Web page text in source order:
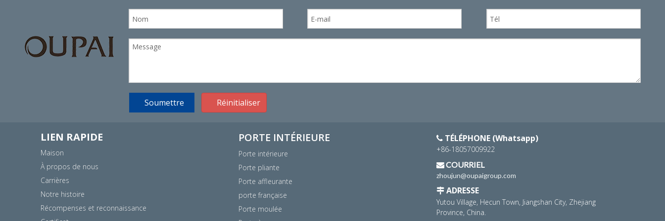
Soumettre Réinitialiser
LIEN RAPIDE
Maison
À propos de nous
Carrières
Notre histoire
Récompenses et reconnaissance
PORTE INTÉRIEURE
Porte intérieure
Porte pliante
Porte affleurante
porte française
Porte moulée
 TÉLÉPHONE (Whatsapp)
+86-18057009922
COURRIEL
zhoujun@oupaigroup.com
 ADRESSE
Yutou Village, Hecun Town, Jiangshan City, Zhejiang
Province, China.